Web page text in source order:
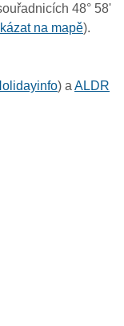
48° 58'
na mapě).
) a ALDR